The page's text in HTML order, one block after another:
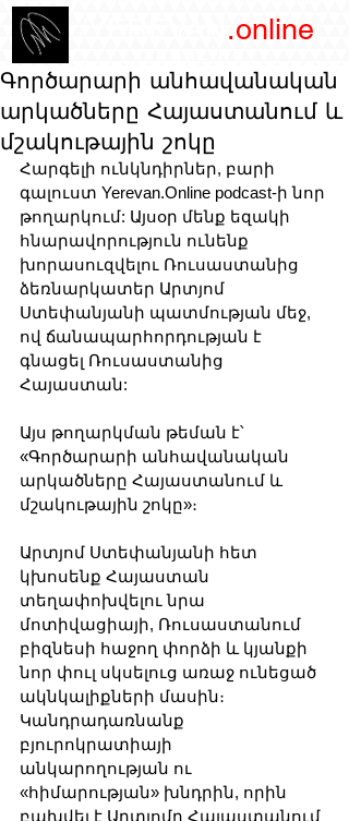
.online
Գործարարի անհավանական
արկածները Հայաստանում և
մշակութային շոկը
Հարգելի ունկնդիրներ, բարի
գալուստ Yerevan.Online podcast-ի նոր
թողարկում: Այսօր մենք եզակի
հնարավորություն ունենք
խորասուզվելու Ռուսաստանից
ձեռնարկատեր Արտյոմ
Ստեփանյանի պատմության մեջ,
ով ճանապարհորդության է
գնացել Ռուսաստանից
Հայաստան:
Այս թողարկման թեման է՝
«Գործարարի անհավանական
արկածները Հայաստանում և
մշակութային շոկը»։
Արտյոմ Ստեփանյանի հետ
կխոսենք Հայաստան
տեղափոխվելու նրա
մոտիվացիայի, Ռուսաստանում
բիզնեսի հաջող փորձի և կյանքի
նոր փուլ սկսելուց առաջ ունեցած
ակնկալիքների մասին։
Կանդրադառնանք
բյուրոկրատիայի
անկարողության ու
«հիմարության» խնդրին, որին
բախվել է Արտյոմը Հայաստանում